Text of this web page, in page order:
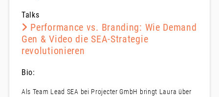
Talks
Performance vs. Branding: Wie Demand
Gen & Video die SEA-Strategie
revolutionieren
Bio:
Als Team Lead SEA bei Projecter GmbH bringt Laura über